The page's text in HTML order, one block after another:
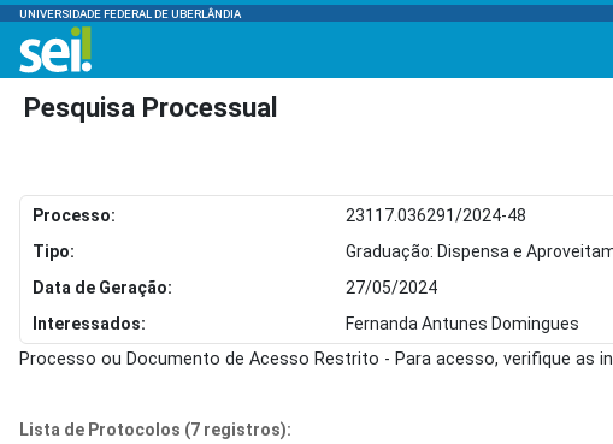
UNIVERSIDADE FEDERAL DE UBERLÂNDIA
Pesquisa Processual
Processo:
23117.036291/2024-48
Tipo:
Graduação: Dispensa e
Data de Geração:
27/05/2024
Interessados:
Fernanda Antunes Domingues
Processo ou Documento de Acesso Restrito - Para acesso, verifique
Lista de Protocolos (7 registros):